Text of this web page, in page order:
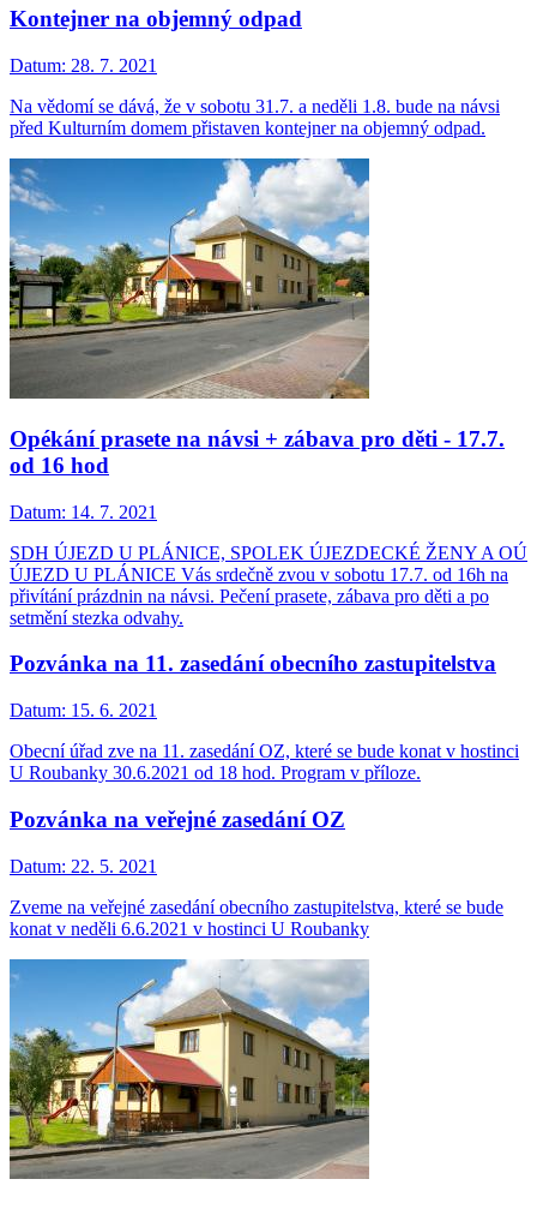
Kontejner na objemný odpad
Datum: 28. 7. 2021
Na vědomí se dává, že v sobotu 31.7. a neděli 1.8. bude na návsi
před Kulturním domem přistaven kontejner na objemný odpad.
Opékání prasete na návsi + zábava pro děti - 17.7.
od 16 hod
Datum: 14. 7. 2021
SDH ÚJEZD U PLÁNICE, SPOLEK ÚJEZDECKÉ ŽENY A OÚ
ÚJEZD U PLÁNICE Vás srdečně zvou v sobotu 17.7. od 16h na
přivítání prázdnin na návsi. Pečení prasete, zábava pro děti a po
setmění stezka odvahy.
Pozvánka na 11. zasedání obecního zastupitelstva
Datum: 15. 6. 2021
Obecní úřad zve na 11. zasedání OZ, které se bude konat v hostinci
U Roubanky 30.6.2021 od 18 hod. Program v příloze.
Pozvánka na veřejné zasedání OZ
Datum: 22. 5. 2021
Zveme na veřejné zasedání obecního zastupitelstva, které se bude
konat v neděli 6.6.2021 v hostinci U Roubanky